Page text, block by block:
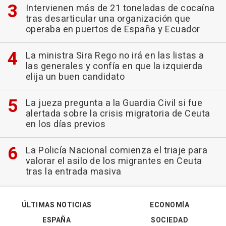
Intervienen más de 21 toneladas de cocaína
tras desarticular una organización que
operaba en puertos de España y Ecuador
La ministra Sira Rego no irá en las listas a
las generales y confía en que la izquierda
elija un buen candidato
La jueza pregunta a la Guardia Civil si fue
alertada sobre la crisis migratoria de Ceuta
en los días previos
La Policía Nacional comienza el triaje para
valorar el asilo de los migrantes en Ceuta
tras la entrada masiva
ÚLTIMAS NOTICIAS
ESPAÑA
ECONOMÍA
SOCIEDAD